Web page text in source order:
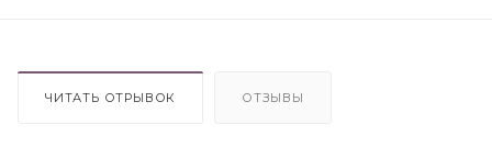
ЧИТАТЬ ОТРЫВОК ОТЗЫВЫ